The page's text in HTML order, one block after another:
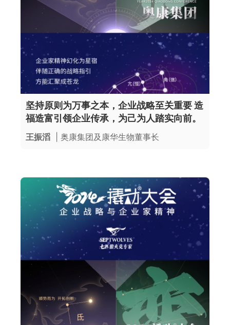
坚持原则为万事之本，企业战略至关重要 造
福造富引领企业传承，为己为人踏实向前。
王振滔 | 奥康集团及康华生物董事长